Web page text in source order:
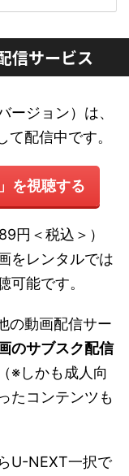
信サービス
ージョン）は、
配信中です。
を視聴する
円＜税込＞）
をレンタルでは
可能です。
の動画配信サー
のサブスク配信
※しかも成人向
たコンテンツも
U-NEXT一択で